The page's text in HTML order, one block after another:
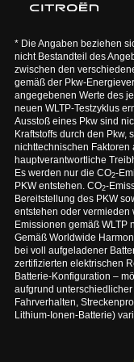
* Die Angaben beziehen
nicht Bestandteil des
zwischen den
gemäß der Pkw-
angegebenen Werte des
neuen WLTP-Testzyklus
Ausstoß eines Pkw sind
Kraftstoffs durch den Pkw,
nichttechnischen Faktoren
hauptverantwortliche
Es werden nur die CO2-
PKW entstehen. CO2-
Bereitstellung des PKW
entstehen oder vermieden
Emissionen gemäß WLTP
Gemäß Worldwide
bei voll aufgeladener
zertifizierten elektrischen
Batterie-Konfiguration –
aufgrund unterschiedlicher
Fahrverhalten,
Lithium-Ionen-Batterie)